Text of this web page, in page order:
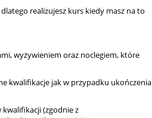
realizujesz kurs kiedy masz na to
wyżywieniem oraz noclegiem, które
kwalifikacje jak w przypadku ukończenia
kwalifikacji (zgodnie z